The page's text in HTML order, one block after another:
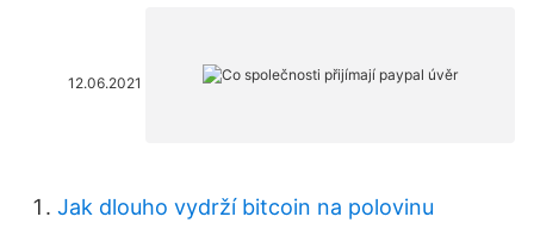
12.06.2021
Jak dlouho vydrží bitcoin na polovinu